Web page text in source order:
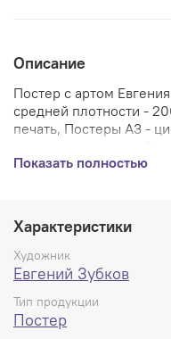
Описание
Постер с артом
средней плотности -
печать, Постеры А3 -
смотрится и без рамки.
Показать полностью
Характеристики
Художник
Евгений Зубков
Тип продукции
Постер